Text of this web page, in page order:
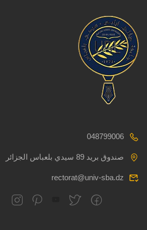
048799006
صندوق بريد 89 سيدي بلعباس الجزائر
rectorat@univ-sba.dz